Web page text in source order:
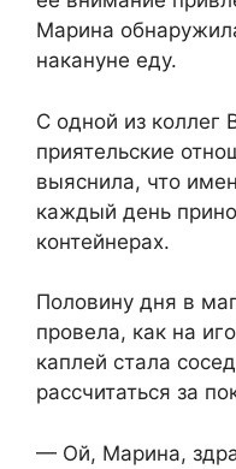
Марина
накануне еду.
С одной из коллег
приятельские
выяснила, что
каждый день
контейнерах.
Половину дня в
провела, как на
каплей стала
рассчитаться за
— Ой, Марина,